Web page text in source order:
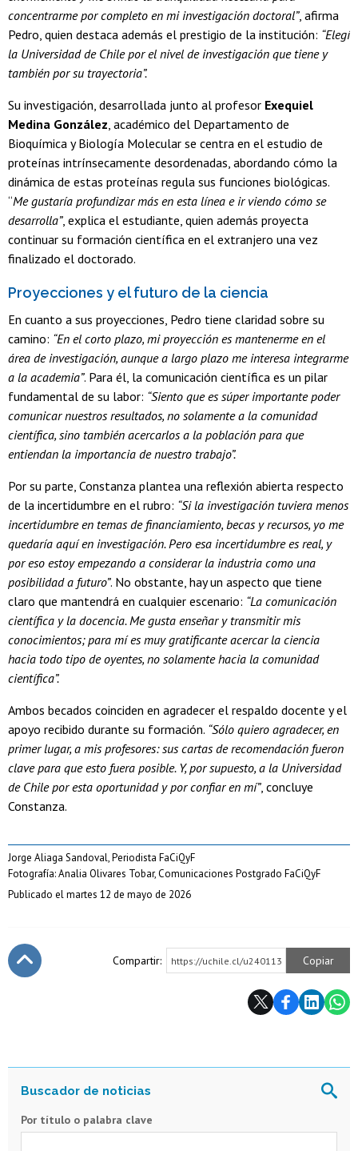
concentrarme por completo en mi investigación doctoral”, afirma
Pedro, quien destaca además el prestigio de la institución: “Elegí
la Universidad de Chile por el nivel de investigación que tiene y
también por su trayectoria”.
Su investigación, desarrollada junto al profesor Exequiel
Medina González , académico del Departamento de
Bioquímica y Biología Molecular se centra en el estudio de
proteínas intrínsecamente desordenadas, abordando cómo la
dinámica de estas proteínas regula sus funciones biológicas.
“Me gustaría profundizar más en esta línea e ir viendo cómo se
desarrolla”, explica el estudiante, quien además proyecta
continuar su formación científica en el extranjero una vez
finalizado el doctorado.
Proyecciones y el futuro de la ciencia
En cuanto a sus proyecciones, Pedro tiene claridad sobre su
camino: “En el corto plazo, mi proyección es mantenerme en el
área de investigación, aunque a largo plazo me interesa integrarme
a la academia”. Para él, la comunicación científica es un pilar
fundamental de su labor: “Siento que es súper importante poder
comunicar nuestros resultados, no solamente a la comunidad
científica, sino también acercarlos a la población para que
entiendan la importancia de nuestro trabajo”.
Por su parte, Constanza plantea una reflexión abierta respecto
de la incertidumbre en el rubro: “Si la investigación tuviera menos
incertidumbre en temas de financiamiento, becas y recursos, yo me
quedaría aquí en investigación. Pero esa incertidumbre es real, y
por eso estoy empezando a considerar la industria como una
posibilidad a futuro”. No obstante, hay un aspecto que tiene
claro que mantendrá en cualquier escenario: “La comunicación
científica y la docencia. Me gusta enseñar y transmitir mis
conocimientos; para mí es muy gratificante acercar la ciencia
hacia todo tipo de oyentes, no solamente hacia la comunidad
científica”.
Ambos becados coinciden en agradecer el respaldo docente y el
apoyo recibido durante su formación. “Sólo quiero agradecer, en
primer lugar, a mis profesores: sus cartas de recomendación fueron
clave para que esto fuera posible. Y, por supuesto, a la Universidad
de Chile por esta oportunidad y por confiar en mí”, concluye
Constanza.
Jorge Aliaga Sandoval, Periodista FaCiQyF
Fotografía: Analia Olivares Tobar, Comunicaciones Postgrado FaCiQyF
Publicado el martes 12 de mayo de 2026
Compartir: https://uchile.cl/u240113 Copiar
Por título o palabra clave